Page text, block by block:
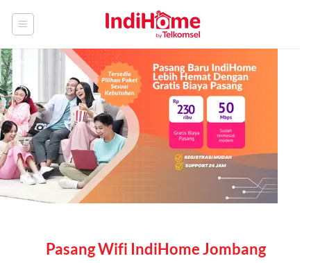
Pasang Wifi IndiHome Jombang